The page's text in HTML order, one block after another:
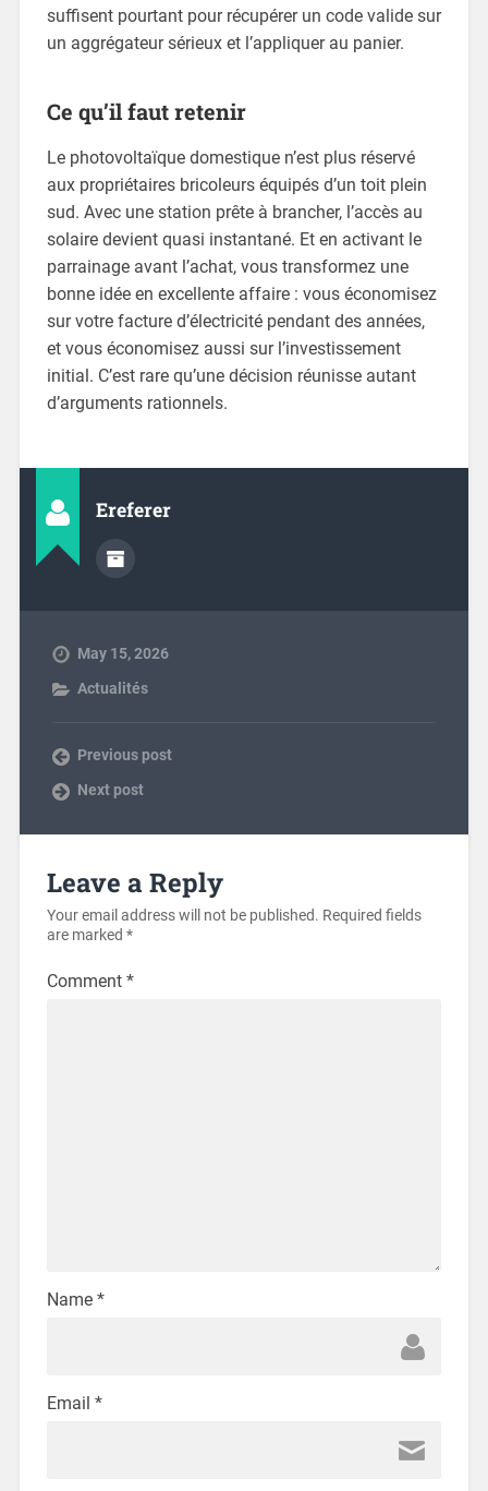
suffisent pourtant pour récupérer un code valide sur
un aggrégateur sérieux et l’appliquer au panier.
Ce qu’il faut retenir
Le photovoltaïque domestique n’est plus réservé
aux propriétaires bricoleurs équipés d’un toit plein
sud. Avec une station prête à brancher, l’accès au
solaire devient quasi instantané. Et en activant le
parrainage avant l’achat, vous transformez une
bonne idée en excellente affaire : vous économisez
sur votre facture d’électricité pendant des années,
et vous économisez aussi sur l’investissement
initial. C’est rare qu’une décision réunisse autant
d’arguments rationnels.
Ereferer
May 15, 2026
Actualités
Previous post
Next post
Leave a Reply
Your email address will not be published. Required fields
are marked *
Comment *
Name *
Email *